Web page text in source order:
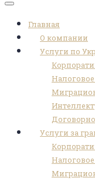
navigation
Главная
О компании
Услуги по
Услуги за